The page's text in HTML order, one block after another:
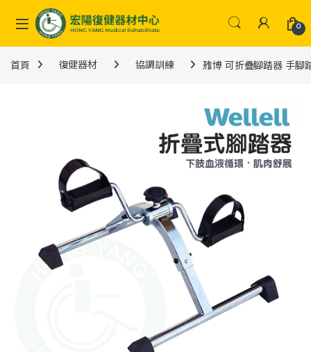
Skip to navigation
Skip to content
0
首頁 復健器材 協調訓練 雃博 可折疊腳踏器 手腳